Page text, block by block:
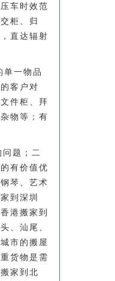
车时效范
柜、归
直达辐射
单一物品
客户对
件柜、拜
物等；有
题；二
有价值优
琴、艺术
到深圳
港搬家到
、汕尾、
市的搬屋
货物是需
家到北